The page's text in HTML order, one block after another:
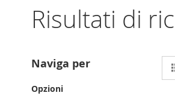
Risultati di
Naviga per
Opzioni